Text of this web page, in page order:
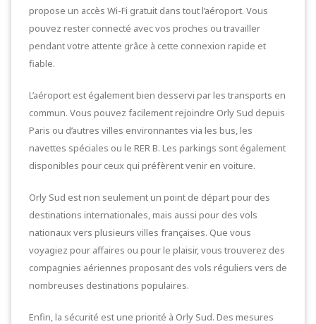
propose un accès Wi-Fi gratuit dans tout l’aéroport. Vous
pouvez rester connecté avec vos proches ou travailler
pendant votre attente grâce à cette connexion rapide et
fiable.
L’aéroport est également bien desservi par les transports en
commun. Vous pouvez facilement rejoindre Orly Sud depuis
Paris ou d’autres villes environnantes via les bus, les
navettes spéciales ou le RER B. Les parkings sont également
disponibles pour ceux qui préfèrent venir en voiture.
Orly Sud est non seulement un point de départ pour des
destinations internationales, mais aussi pour des vols
nationaux vers plusieurs villes françaises. Que vous
voyagiez pour affaires ou pour le plaisir, vous trouverez des
compagnies aériennes proposant des vols réguliers vers de
nombreuses destinations populaires.
Enfin, la sécurité est une priorité à Orly Sud. Des mesures